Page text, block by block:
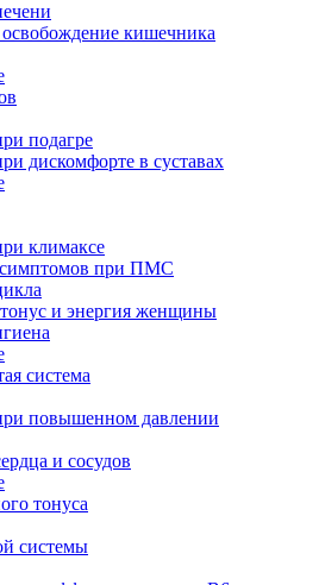
кишечника
подагре
дискомфорте в суставах
климаксе
симптомов при ПМС
и энергия женщины
система
повышенном давлении
и сосудов
тонуса
системы